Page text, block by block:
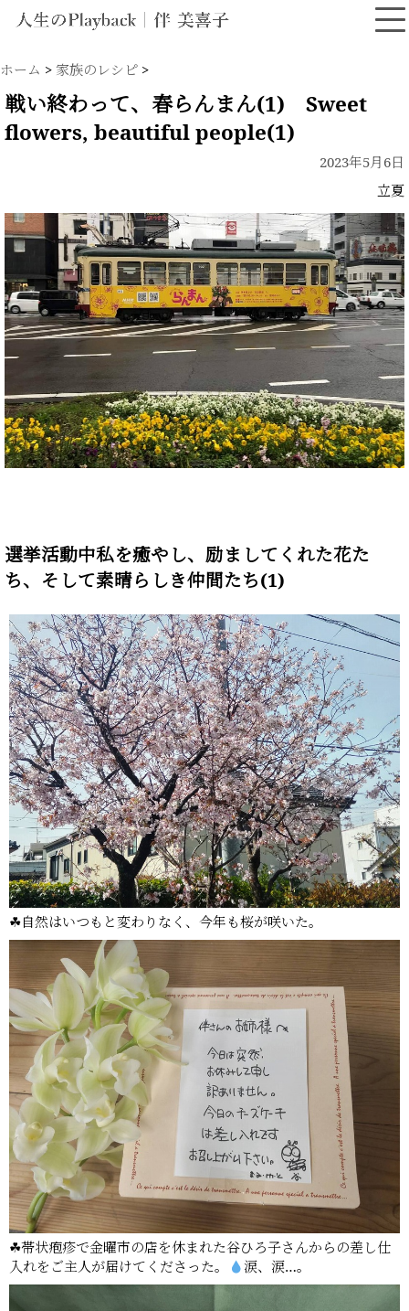
ホーム > 家族のレシピ >
戦い終わって、春らんまん(1) Sweet
flowers, beautiful people(1)
2023年5月6日
立夏
選挙活動中私を癒やし、励ましてくれた花た
ち、そして素晴らしき仲間たち(1)
☘自然はいつもと変わりなく、今年も桜が咲いた。
☘帯状疱疹で金曜市の店を休まれた谷ひろ子さんからの差し仕
入れをご主人が届けてくださった。
涙、涙…。